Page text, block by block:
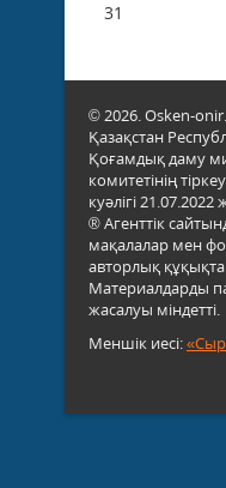
31
© 2026. Osken-
Қазақстан
Қоғамдық даму
комитетінің
куәлігі
® Агенттік
мақалалар мен
авторлық
Материалдарды
жасалуы міндетті.
Меншік иесі: